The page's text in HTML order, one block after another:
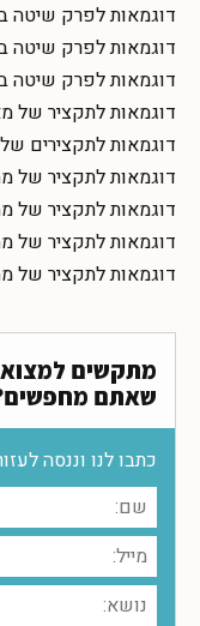
דוגמאות לפרק שיטה
דוגמאות לפרק שיטה
דוגמאות לפרק שיטה
דוגמאות לתקציר של
דוגמאות לתקצירים
דוגמאות לתקציר של
דוגמאות לתקציר של
דוגמאות לתקציר של
דוגמאות לתקציר של
מתקשים
שאתם
כתבו לנו וננסה